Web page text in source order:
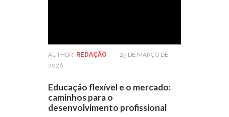
AUTHOR: REDAÇÃO -
25 DE MARÇO DE
2026
Educação flexível e o mercado:
caminhos para o
desenvolvimento profissional